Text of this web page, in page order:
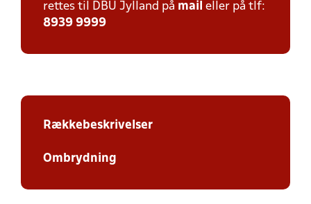
rettes til DBU Jylland på mail eller på tlf:
8939 9999
Rækkebeskrivelser
Ombrydning